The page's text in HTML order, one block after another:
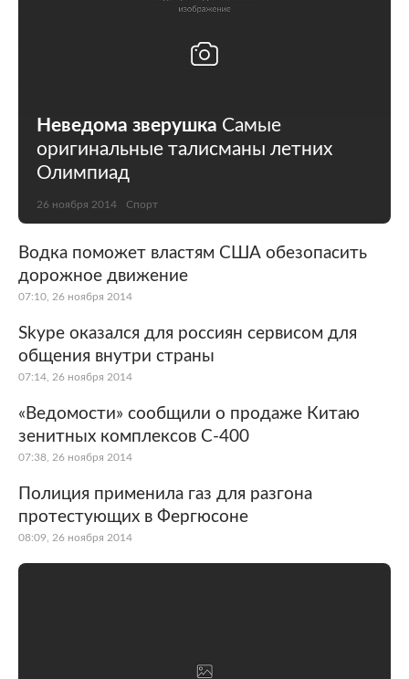
Неведома зверушка Самые
оригинальные талисманы летних
Олимпиад
26 ноября 2014 Спорт
Водка поможет властям США обезопасить
дорожное движение
07:10, 26 ноября 2014
Skype оказался для россиян сервисом для
общения внутри страны
07:14, 26 ноября 2014
«Ведомости» сообщили о продаже Китаю
зенитных комплексов С-400
07:38, 26 ноября 2014
Полиция применила газ для разгона
протестующих в Фергюсоне
08:09, 26 ноября 2014